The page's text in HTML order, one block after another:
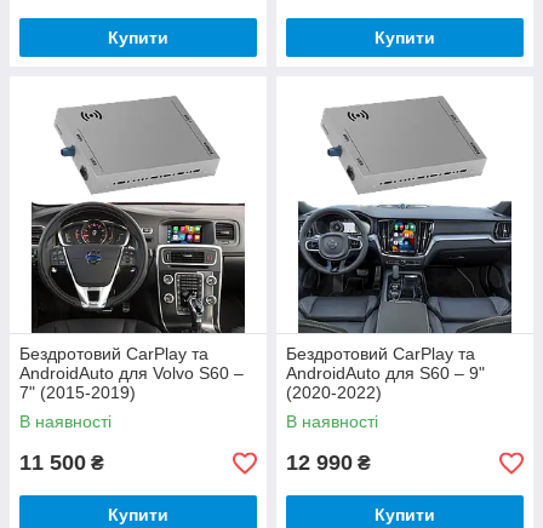
Купити Купити
Бездротовий CarPlay та
AndroidAuto для Volvo S60 –
7" (2015-2019)
В наявності
11 500 ₴
Купити
Бездротовий CarPlay та
AndroidAuto для S60 – 9"
(2020-2022)
В наявності
12 990 ₴
Купити